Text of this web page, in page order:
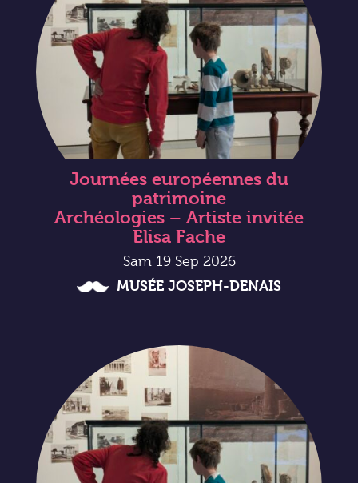
Journées européennes du
patrimoine
Archéologies – Artiste invitée
Elisa Fache
Sam 19 Sep 2026
MUSÉE JOSEPH-DENAIS